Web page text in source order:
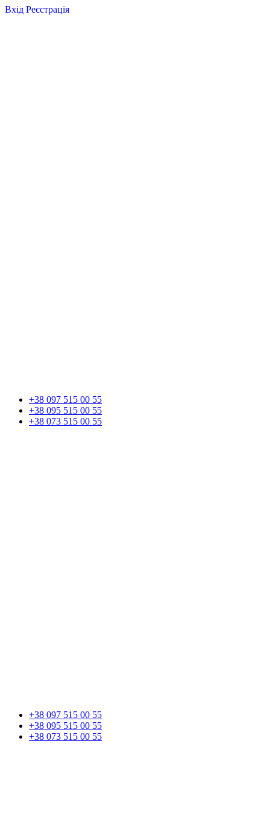
Вхід Реєстрація
+38 097 515 00 55
+38 095 515 00 55
+38 073 515 00 55
+38 097 515 00 55
+38 095 515 00 55
+38 073 515 00 55